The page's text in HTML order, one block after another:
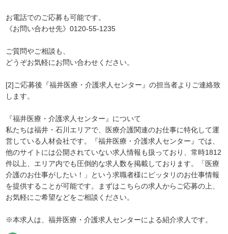
お電話でのご応募も可能です。
《お問い合わせ先》0120-55-1235
ご質問やご相談も、
どうぞお気軽にお問い合わせください。
[2]ご応募後『福井医療・介護求人センター』の担当者よりご連絡致
します。
『福井医療・介護求人センター』について
私たちは福井・石川エリアで、医療介護関連のお仕事に特化して運
営している人材会社です。『福井医療・介護求人センター』では、
他のサイトには公開されていない求人情報も扱っており、常時1812
件以上、エリア内でも圧倒的な求人数を掲載しております。「医療
介護のお仕事がしたい！」という求職者様にピッタリのお仕事情報
を提供することが可能です。まずはこちらの求人からご応募の上、
お気軽にご希望などをご相談ください。
※本求人は、福井医療・介護求人センターによる紹介求人です。